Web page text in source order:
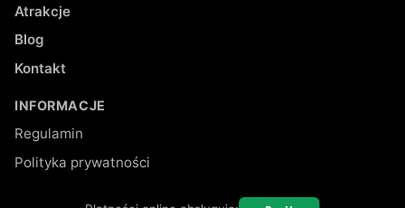
Atrakcje
Blog
Kontakt
INFORMACJE
Regulamin
Polityka prywatności